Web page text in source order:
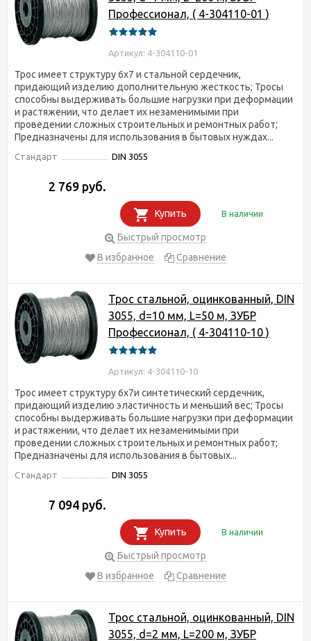
Профессионал, ( 4-304110-01 )
Артикул: 4-304110-01
Трос имеет структуру 6х7 и стальной сердечник,
придающий изделию дополнительную жесткость; Тросы
способны выдерживать большие нагрузки при деформации
и растяжении, что делает их незаменимыми при
проведении сложных строительных и ремонтных работ;
Предназначены для использования в бытовых нуждах...
Стандарт DIN 3055
2 769 руб.
Купить В наличии
Быстрый просмотр
В избранное
Сравнение
Трос стальной, оцинкованный, DIN
3055, d=10 мм, L=50 м, ЗУБР
Профессионал, ( 4-304110-10 )
Артикул: 4-304110-10
Трос имеет структуру 6х7и синтетический сердечник,
придающий изделию эластичность и меньший вес; Тросы
способны выдерживать большие нагрузки при деформации
и растяжении, что делает их незаменимыми при
проведении сложных строительных и ремонтных работ;
Предназначены для использования в бытовых...
Стандарт DIN 3055
7 094 руб.
Купить В наличии
Быстрый просмотр
В избранное
Сравнение
Трос стальной, оцинкованный, DIN
3055, d=2 мм, L=200 м, ЗУБР